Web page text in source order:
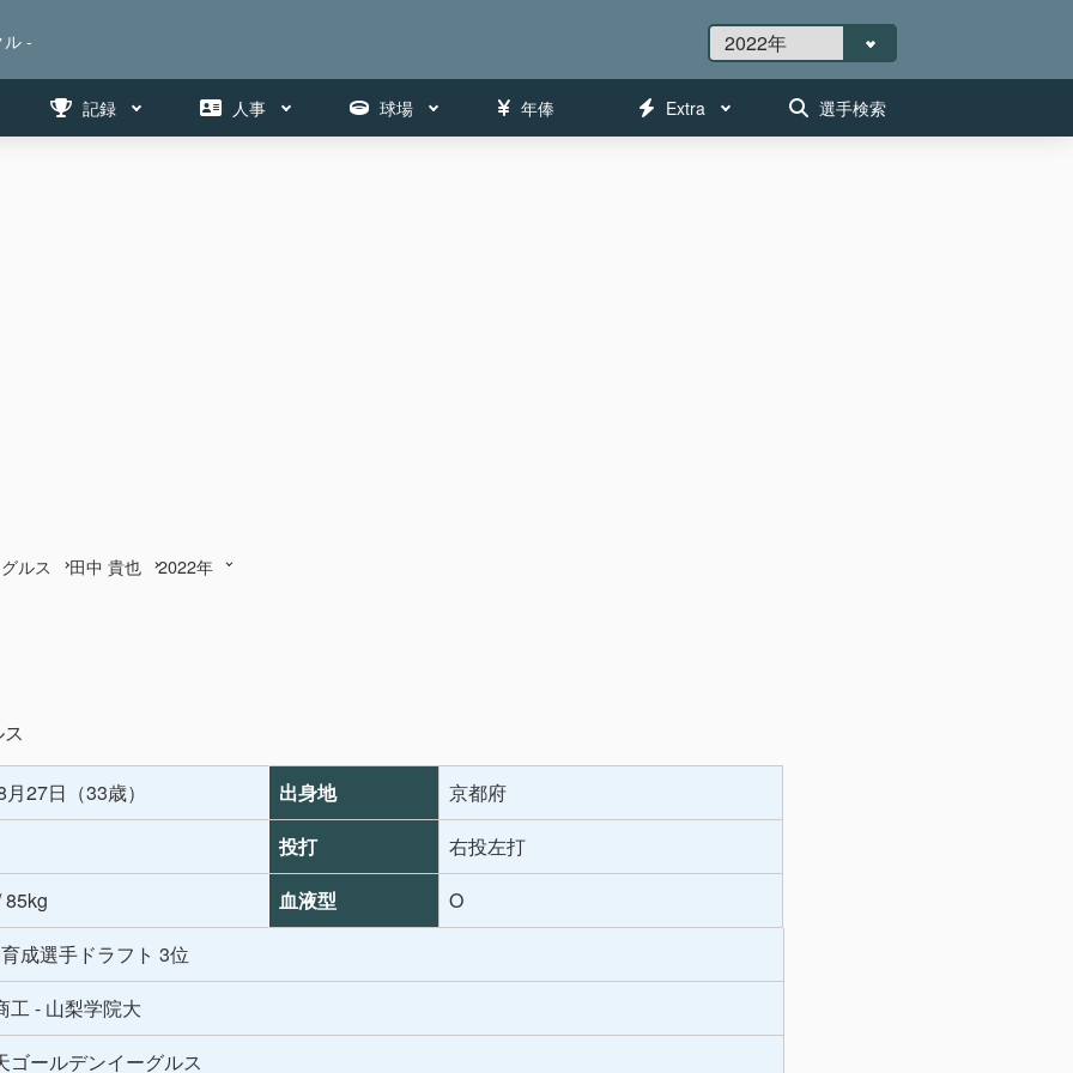
-
記録 人事 球場 年俸 Extra 選手検索
ルス 田中 貴也 2022年
27日（33歳） 出身地
京都府
投打
右投左打
85kg
血液型
O
成選手ドラフト 3位
工 - 山梨学院大
ゴールデンイーグルス